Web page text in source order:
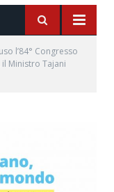
l’84° Congresso
Ministro Tajani